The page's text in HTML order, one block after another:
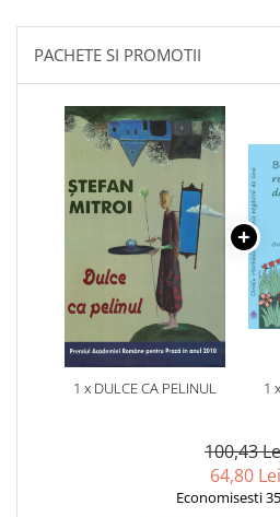
PACHETE SI PROMOTII
1 x DULCE CA PELINUL
1
100,43
64,80 Lei
Economisesti